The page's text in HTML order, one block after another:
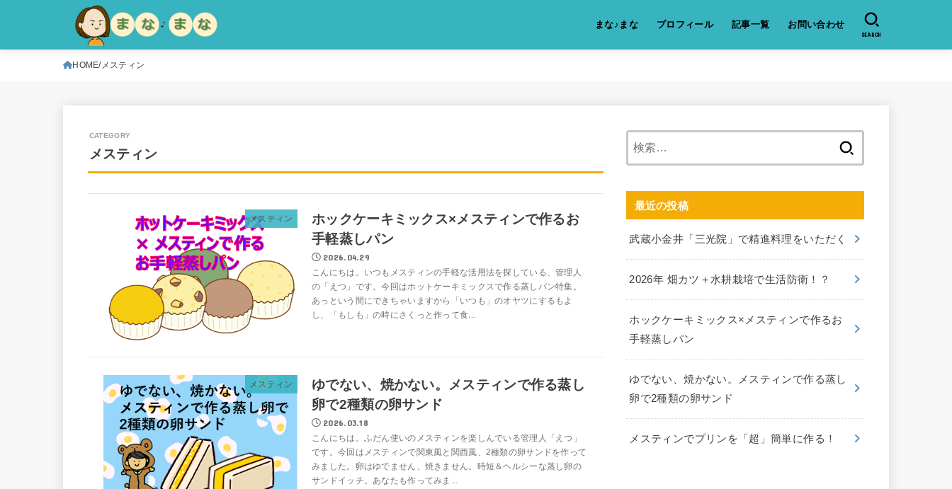
まな♪まな プロフィール 記事一覧 お問い合わせ
SEARCH
HOME メスティン
メスティン
メスティン
ホックケーキミックス×メスティンで作るお
手軽蒸しパン
2026.04.29
こんにちは。いつもメスティンの手軽な活用法を探している、管理人
の「えつ」です。今回はホットケーキミックスで作る蒸しパン特集。
あっという間にできちゃいますから「いつも」のオヤツにするもよ
し、「もしも」の時にさくっと作って食...
メスティン
ゆでない、焼かない。メスティンで作る蒸し
卵で2種類の卵サンド
2026.03.18
こんにちは。ふだん使いのメスティンを楽しんでいる管理人「えつ」
です。今回はメスティンで関東風と関西風、2種類の卵サンドを作って
みました。卵はゆでません、焼きません。時短＆ヘルシーな蒸し卵の
サンドイッチ。あなたも作ってみま...
最近の投稿
武蔵小金井「三光院」で精進料理をいただく
2026年 畑カツ＋水耕栽培で生活防衛！？
ホックケーキミックス×メスティンで作るお
手軽蒸しパン
ゆでない、焼かない。メスティンで作る蒸し
卵で2種類の卵サンド
メスティンでプリンを「超」簡単に作る！